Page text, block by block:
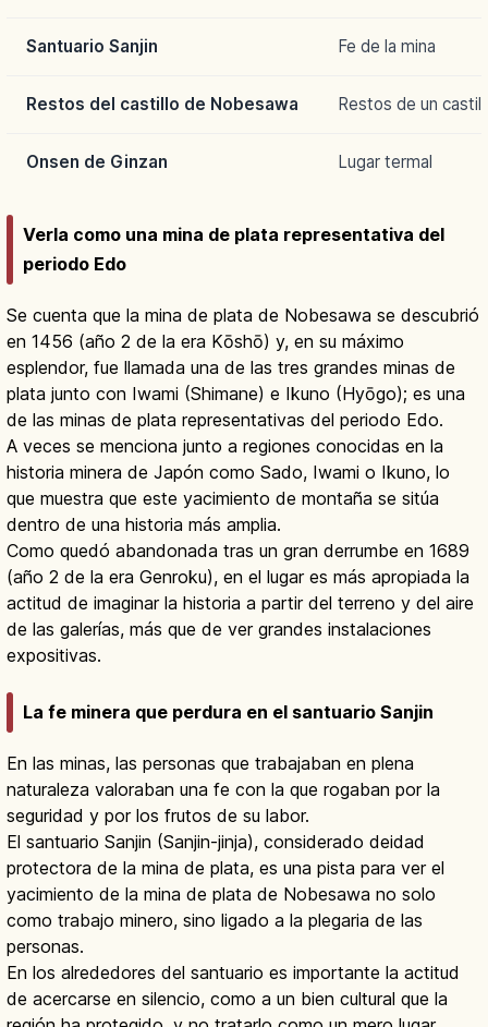
Santuario Sanjin Fe de la mina
Restos del castillo de Nobesawa Restos de un
Onsen de Ginzan Lugar termal
Verla como una mina de plata representativa del
periodo Edo
Se cuenta que la mina de plata de Nobesawa se descubrió
en 1456 (año 2 de la era Kōshō) y, en su máximo
esplendor, fue llamada una de las tres grandes minas de
plata junto con Iwami (Shimane) e Ikuno (Hyōgo); es una
de las minas de plata representativas del periodo Edo.
A veces se menciona junto a regiones conocidas en la
historia minera de Japón como Sado, Iwami o Ikuno, lo
que muestra que este yacimiento de montaña se sitúa
dentro de una historia más amplia.
Como quedó abandonada tras un gran derrumbe en 1689
(año 2 de la era Genroku), en el lugar es más apropiada la
actitud de imaginar la historia a partir del terreno y del aire
de las galerías, más que de ver grandes instalaciones
expositivas.
La fe minera que perdura en el santuario Sanjin
En las minas, las personas que trabajaban en plena
naturaleza valoraban una fe con la que rogaban por la
seguridad y por los frutos de su labor.
El santuario Sanjin (Sanjin-jinja), considerado deidad
protectora de la mina de plata, es una pista para ver el
yacimiento de la mina de plata de Nobesawa no solo
como trabajo minero, sino ligado a la plegaria de las
personas.
En los alrededores del santuario es importante la actitud
de acercarse en silencio, como a un bien cultural que la